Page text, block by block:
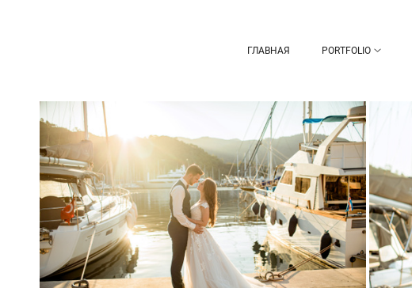
ГЛАВНАЯ PORTFOLIO